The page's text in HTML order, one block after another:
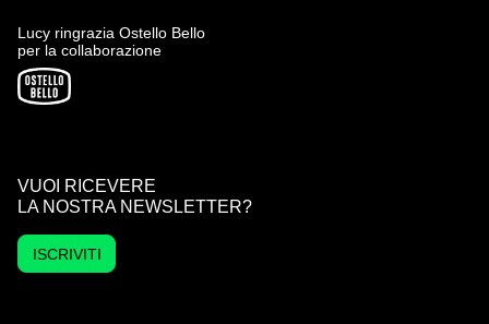
Lucy ringrazia Ostello Bello
per la collaborazione
VUOI RICEVERE
LA NOSTRA NEWSLETTER?
ISCRIVITI